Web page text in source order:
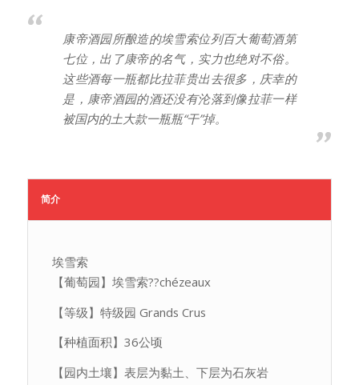
康帝酒园所酿造的埃雪索位列百大葡萄酒第
七位，出了康帝的名气，实力也绝对不俗。
这些酒每一瓶都比拉菲贵出去很多，庆幸的
是，康帝酒园的酒还没有沦落到像拉菲一样
被国内的土大款一瓶瓶“干”掉。
简介
埃雪索
【葡萄园】埃雪索??chézeaux
【等级】特级园 Grands Crus
【种植面积】36公顷
【园内土壤】表层为黏土、下层为石灰岩